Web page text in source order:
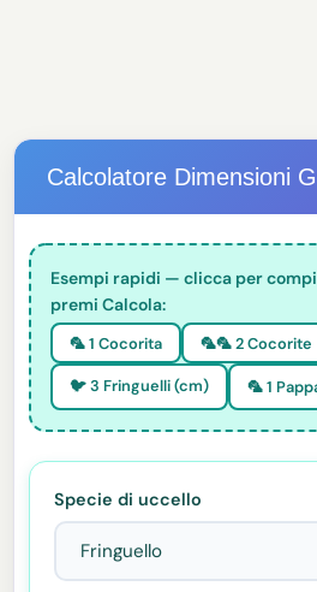
Calcolatore Dimensioni
Esempi rapidi — clicca per
premi Calcola:
🦜 1 Cocorita 🦜🦜 2 Cocorite
🐦 3 Fringuelli (cm) 🦜 1
Specie di uccello